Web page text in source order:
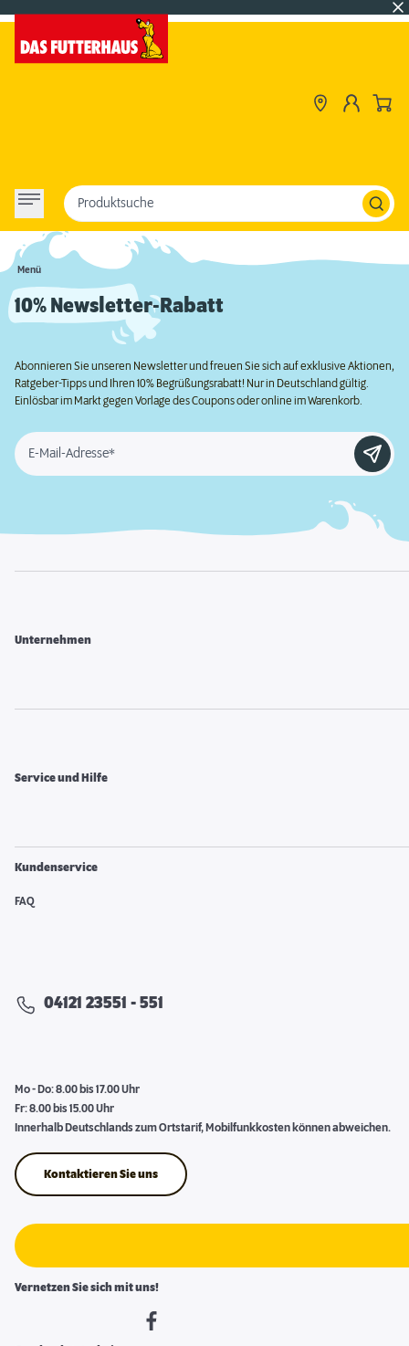
Menü
Produktsuche
10% Newsletter-Rabatt
Abonnieren Sie unseren Newsletter und freuen Sie sich auf exklusive Aktionen,
Ratgeber-Tipps und Ihren 10% Begrüßungsrabatt! Nur in Deutschland gültig.
Einlösbar im Markt gegen Vorlage des Coupons oder online im Warenkorb.
E-Mail-Adresse*
Unternehmen
Service und Hilfe
Kundenservice
FAQ
04121 23551 - 551
Mo - Do: 8.00 bis 17.00 Uhr
Fr: 8.00 bis 15.00 Uhr
Innerhalb Deutschlands zum Ortstarif, Mobilfunkkosten können abweichen.
Kontaktieren Sie uns
Vernetzen Sie sich mit uns!